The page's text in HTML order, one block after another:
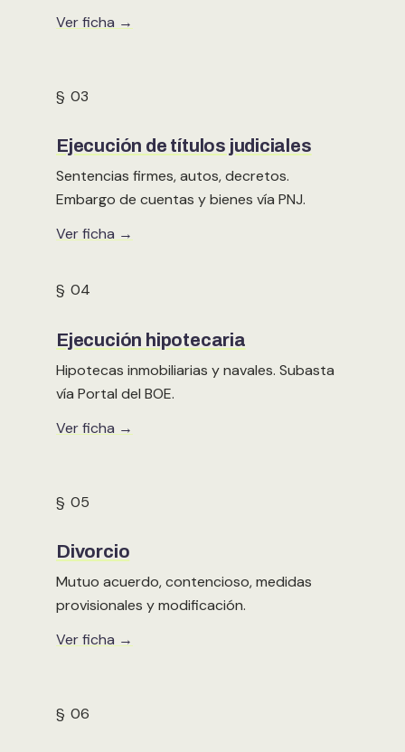
Ver ficha →
§ 03
Ejecución de títulos judiciales
Sentencias firmes, autos, decretos.
Embargo de cuentas y bienes vía PNJ.
Ver ficha →
§ 04
Ejecución hipotecaria
Hipotecas inmobiliarias y navales. Subasta
vía Portal del BOE.
Ver ficha →
§ 05
Divorcio
Mutuo acuerdo, contencioso, medidas
provisionales y modificación.
Ver ficha →
§ 06